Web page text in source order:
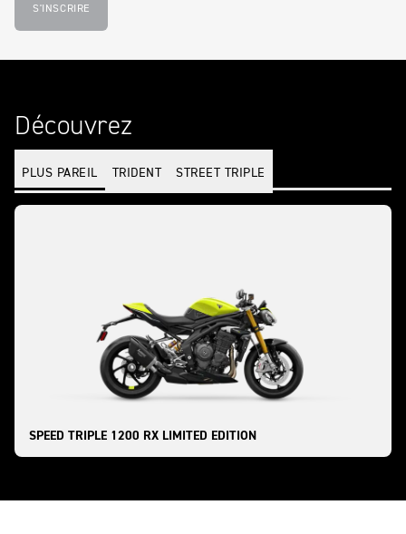
S'INSCRIRE
Découvrez
PLUS PAREIL TRIDENT STREET TRIPLE
SPEED TRIPLE 1200 RX LIMITED EDITION